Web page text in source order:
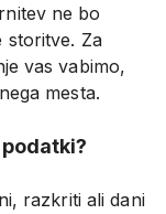
ne bo
storitve. Za
vas vabimo,
mesta.
razkriti ali dani